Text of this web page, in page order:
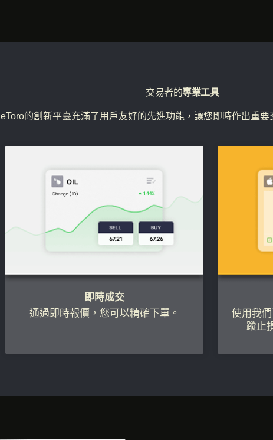
交易者的專業工具
eToro的創新平臺充滿了用戶友好的先進功能，讓您即時作出重要
即時成交
通過即時報價，您可以精確下單。
使用我
蹤止